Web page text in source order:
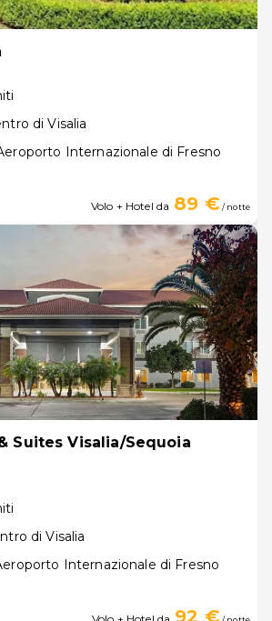
di Visalia
Internazionale di Fresno
Volo + Hotel da 89 €/ notte
Suites Visalia/Sequoia
di Visalia
Internazionale di Fresno
92 €